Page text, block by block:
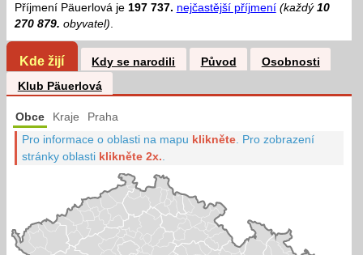
Příjmení Päuerlová je 197 737. nejčastější příjmení (každý 10
270 879. obyvatel).
Kde žijí Kdy se narodili Původ
Osobnosti
Klub Päuerlová
Obce Kraje Praha
Pro informace o oblasti na mapu klikněte Pro zobrazení
stránky oblasti klikněte 2x.